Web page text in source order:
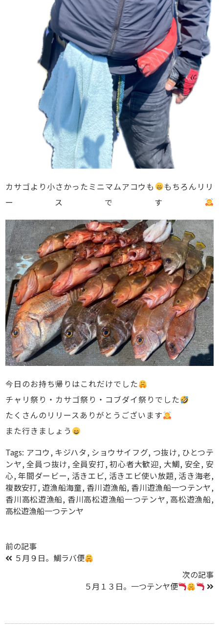
カサゴより小さかったミニマムアコウも
もちろんリリ
ースです
今日のお持ち帰りはこれだけでした
チャリ祭り・カサゴ祭り・コブダイ祭りでした
たくさんのリリースありがとうございます
また行きましょう
Tags: アコウ, キジハタ, ショウサイフグ, つ抜け, ひとつテ
ンヤ,全員つ抜け, 全員安打,初心者大歓迎, 大鯛, 安全, 安
心,年間ダービー, 活きエビ, 活きエビ使い放題, 活き海老,
複数安打, 遊漁船海童, 香川遊漁船, 香川遊漁船一つテンヤ,
香川高松遊漁船, 香川高松遊漁船一つテンヤ,高松遊漁船,
高松遊漁船一つテンヤ
前の記事
５月９日。鯛ラバ便
次の記事
５月１３日。一つテンヤ便